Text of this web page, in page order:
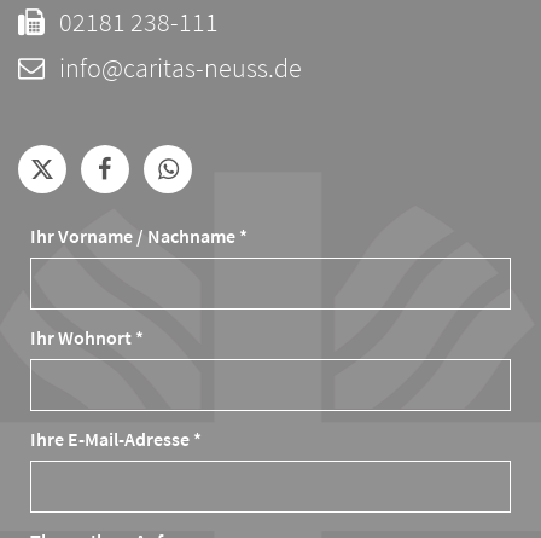
Ihr Vorname / Nachname *
Ihr Wohnort *
Ihre E-Mail-Adresse *
02181 238-111
info@caritas-neuss.de